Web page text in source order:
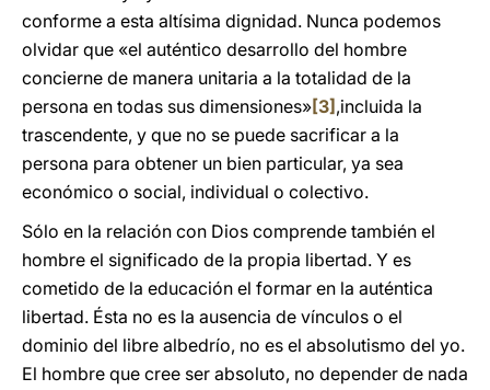
conforme a esta altísima dignidad. Nunca podemos
olvidar que «el auténtico desarrollo del hombre
concierne de manera unitaria a la totalidad de la
persona en todas sus dimensiones»[3] ,incluida la
trascendente, y que no se puede sacrificar a la
persona para obtener un bien particular, ya sea
económico o social, individual o colectivo.
Sólo en la relación con Dios comprende también el
hombre el significado de la propia libertad. Y es
cometido de la educación el formar en la auténtica
libertad. Ésta no es la ausencia de vínculos o el
dominio del libre albedrío, no es el absolutismo del yo.
El hombre que cree ser absoluto, no depender de nada